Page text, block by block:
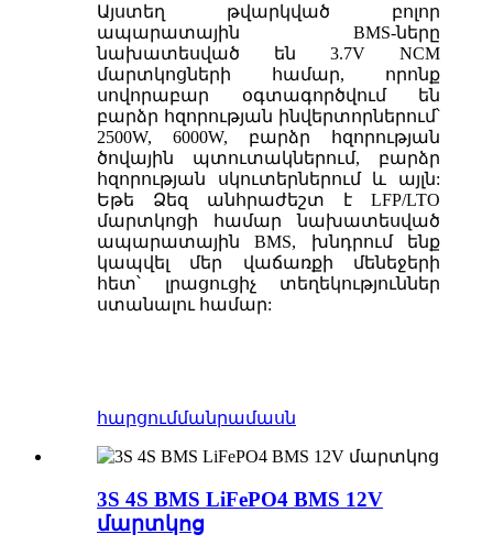
Այստեղ թվարկված բոլոր
ապարատային BMS-ները
նախատեսված են 3.7V NCM
մարտկոցների համար, որոնք
սովորաբար օգտագործվում են
բարձր հզորության ինվերտորներում՝
2500W, 6000W, բարձր հզորության
ծովային պտուտակներում, բարձր
հզորության սկուտերներում և այլն:
Եթե Ձեզ անհրաժեշտ է LFP/LTO
մարտկոցի համար նախատեսված
ապարատային BMS, խնդրում ենք
կապվել մեր վաճառքի մենեջերի
հետ՝ լրացուցիչ տեղեկություններ
ստանալու համար:
հարցումմանրամասն
3S 4S BMS LiFePO4 BMS 12V
մարտկոց